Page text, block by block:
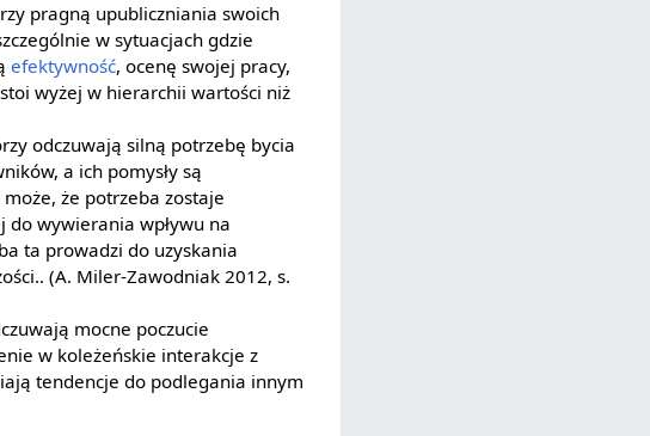
pragną upubliczniania swoich
w sytuacjach gdzie
efektywność, ocenę swojej pracy,
wyżej w hierarchii wartości niż
odczuwają silną potrzebę bycia
a ich pomysły są
że potrzeba zostaje
do wywierania wpływu na
ta prowadzi do uzyskania
(A. Miler-Zawodniak 2012, s.
mocne poczucie
w koleżeńskie interakcje z
tendencje do podlegania innym